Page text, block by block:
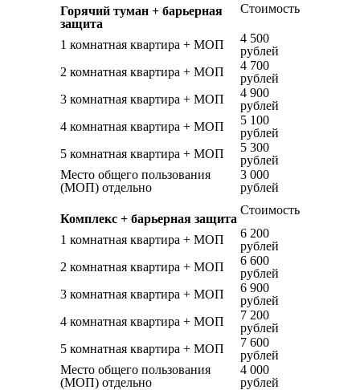
Горячий туман + барьерная
защита
Стоимость
1 комнатная квартира + МОП
4 500
рублей
2 комнатная квартира + МОП
4 700
рублей
3 комнатная квартира + МОП
4 900
рублей
4 комнатная квартира + МОП
5 100
рублей
5 комнатная квартира + МОП
5 300
рублей
Место общего пользования
(МОП) отдельно
3 000
рублей
Комплекс + барьерная защита
Стоимость
1 комнатная квартира + МОП
6 200
рублей
2 комнатная квартира + МОП
6 600
рублей
3 комнатная квартира + МОП
6 900
рублей
4 комнатная квартира + МОП
7 200
рублей
5 комнатная квартира + МОП
7 600
рублей
Место общего пользования
(МОП) отдельно
4 000
рублей